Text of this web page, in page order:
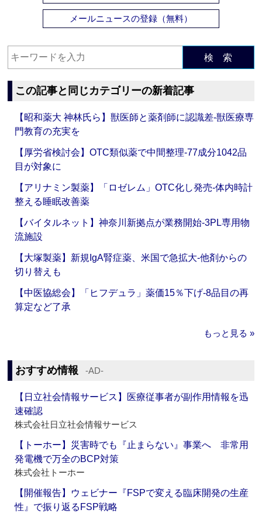
メールニュースの登録（無料）
検 索
この記事と同じカテゴリーの新着記事
【昭和薬大 神林氏ら】獣医師と薬剤師に認識差‐獣医療専
門教育の充実を
【厚労省検討会】OTC類似薬で中間整理‐77成分1042品
目が対象に
【アリナミン製薬】「ロゼレム」OTC化し発売‐体内時計
整える睡眠改善薬
【バイタルネット】神奈川新拠点が業務開始‐3PL専用物
流施設
【大塚製薬】新規IgA腎症薬、米国で急拡大‐他剤からの
切り替えも
【中医協総会】「ヒフデュラ」薬価15％下げ‐8品目の再
算定など了承
もっと見る »
おすすめ情報 ‐AD‐
【日立社会情報サービス】医療従事者が副作用情報を迅
速確認
株式会社日立社会情報サービス
【トーホー】災害時でも『止まらない』事業へ 非常用
発電機で万全のBCP対策
株式会社トーホー
【開催報告】ウェビナー『FSPで変える臨床開発の生産
性』で振り返るFSP戦略